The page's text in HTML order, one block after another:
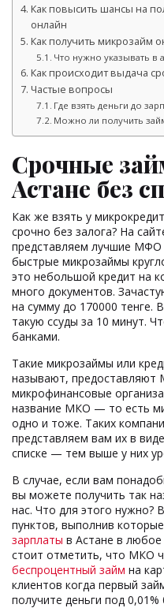
Как повысить шансы на
онлайн
Как получить микрозайм
Что нужно указывать в
Как происходит выдача
Частые вопросы
Где взять деньги до
Можно ли получить
Срочные
Астане без
Как же взять у
срочно без залога? На
представляем лучшие
быстрые микрозаймы
это небольшой кредит на
много документов.
на сумму до 170000
такую ссуды за 10 минут.
банками.
Такие микрозаймы или
называют,
микрофинансовые
название МКО — то есть
одно и тоже. Таких
представляем вам их в
списке — тем выше у них
В случае, если вам
вы можете получить так
нас. Что для этого нужно?
пунктов, выполнив
зарплаты в Астане в
стоит отметить, что МКО
беспроцентный займ на
клиентов когда первый
получите деньги под 0,01%